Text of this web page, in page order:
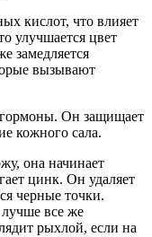
кислот, что влияет
улучшается цвет
замедляется
вызывают
Он защищает
кожного сала.
она начинает
цинк. Он удаляет
черные точки.
все же
рыхлой, если на